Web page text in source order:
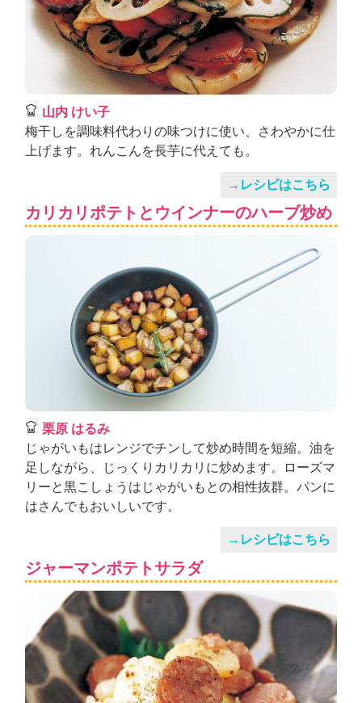
山内 けい子
梅干しを調味料代わりの味つけに使い、さわやかに仕
上げます。れんこんを長芋に代えても。
→レシピはこちら
カリカリポテトとウインナーのハーブ炒め
栗原 はるみ
じゃがいもはレンジでチンして炒め時間を短縮。油を
足しながら、じっくりカリカリに炒めます。ローズマ
リーと黒こしょうはじゃがいもとの相性抜群。パンに
はさんでもおいしいです。
→レシピはこちら
ジャーマンポテトサラダ